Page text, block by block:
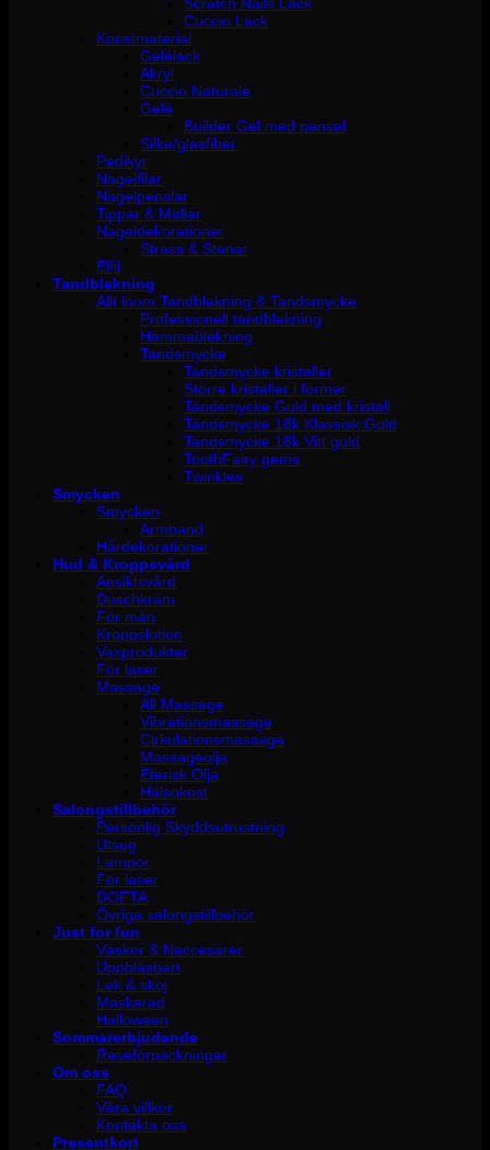
Cuccio Lack
Konstmaterial
Gelélack
Akryl
Cuccio Naturale
Gelé
Builder Gel med pensel
Silke/glasfiber
Pedikyr
Nagelfilar
Nagelpenslar
Tippar & Mallar
Nageldekorationer
Strass & Stenar
Elfil
Tandblekning
Allt inom Tandblekning & Tandsmycke
Professionell tandblekning
Hemmablekning
Tandsmycke
Tandsmycke kristaller
Större kristaller i former
Tandsmycke Guld med kristall
Tandsmycke 18k Klassisk Guld
Tandsmycke 18k Vitt guld
ToothFairy gems
Twinkles
Smycken
Smycken
Armband
Hårdekorationer
Hud & Kroppsvård
Ansiktsvård
Duschkräm
För män
Kroppslotion
Vaxprodukter
För laser
Massage
All Massage
Vibrationsmassage
Cirkulationsmassage
Massageolja
Eterisk Olja
Hälsokost
Salongstillbehör
Personlig Skyddsutrustning
Utsug
Lampor
För laser
DOFTA
Övriga salongstillbehör
Just for fun
Väskor & Neccesärer
Uppblåsbart
Lek & skoj
Maskerad
Halloween
Sommarerbjudande
Reseförpackningar
Om oss
FAQ
Våra villkor
Kontakta oss
Presentkort